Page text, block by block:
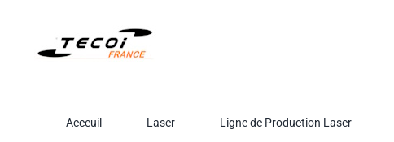
contenu
Acceuil Laser Ligne de Production Laser